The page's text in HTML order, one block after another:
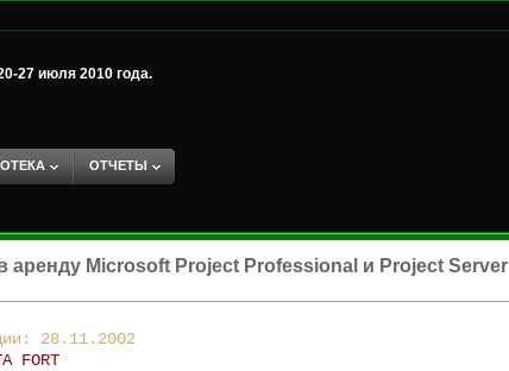
27 июля 2010 года.
ОТЧЕТЫ
аренду Microsoft Project Professional и Project Server
28.11.2002
FORT